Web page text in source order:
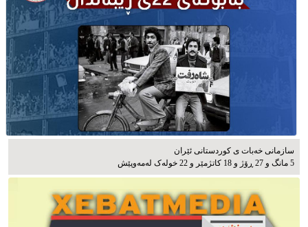
سازمانی خەبات ی كوردستانی ئێران
5 مانگ و 27 ڕۆژ و 18 کاتژمێر و 22 خوله‌ک له‌مه‌وپێش‌